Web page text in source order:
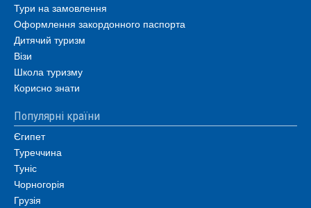
Тури на замовлення
Оформлення закордонного паспорта
Дитячий туризм
Візи
Школа туризму
Корисно знати
Популярні країни
Єгипет
Туреччина
Туніс
Чорногорія
Грузія